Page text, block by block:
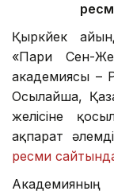
Қыркүйек
«Пари Сен-
академиясы –
Осылайша,
желісіне
ақпарат
ресми
Академияның